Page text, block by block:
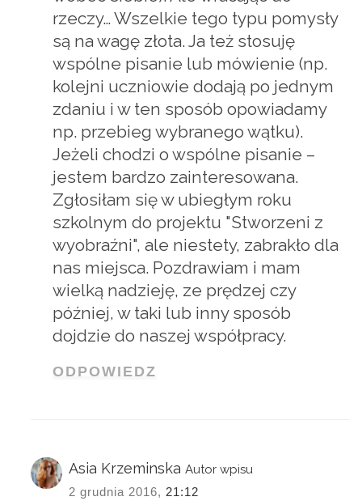
rzeczy… Wszelkie tego typu pomysły
są na wagę złota. Ja też stosuję
wspólne pisanie lub mówienie (np.
kolejni uczniowie dodają po jednym
zdaniu i w ten sposób opowiadamy
np. przebieg wybranego wątku).
Jeżeli chodzi o wspólne pisanie –
jestem bardzo zainteresowana.
Zgłosiłam się w ubiegłym roku
szkolnym do projektu "Stworzeni z
wyobraźni", ale niestety, zabrakło dla
nas miejsca. Pozdrawiam i mam
wielką nadzieję, ze prędzej czy
później, w taki lub inny sposób
dojdzie do naszej współpracy.
ODPOWIEDZ
Asia Krzeminska Autor wpisu
2 grudnia 2016, 21:12